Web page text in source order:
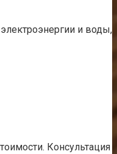
и воды,
Консультация